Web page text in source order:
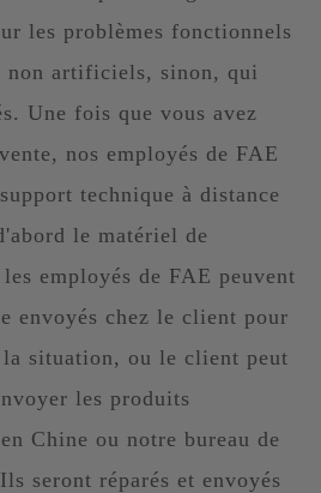
les problèmes fonctionnels
non artificiels, sinon, qui
Une fois que vous avez
nos employés de FAE
technique à distance
le matériel de
employés de FAE peuvent
envoyés chez le client pour
la situation, ou le client peut
les produits
Chine ou notre bureau de
seront réparés et envoyés